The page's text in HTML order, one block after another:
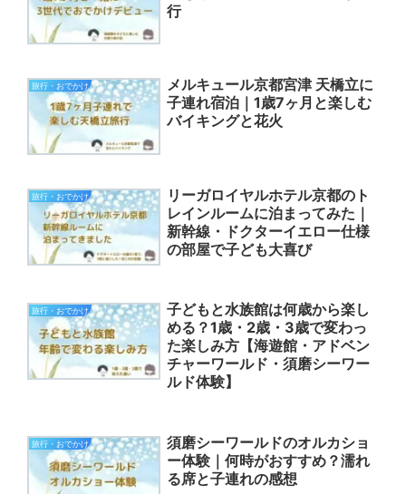
行
旅行・おでかけ
メルキュール京都宮津 天橋立に
子連れ宿泊｜1歳7ヶ月と楽しむ
バイキングと花火
旅行・おでかけ
リーガロイヤルホテル京都のト
レインルームに泊まってみた｜
新幹線・ドクターイエロー仕様
の部屋で子ども大喜び
旅行・おでかけ
子どもと水族館は何歳から楽し
める？1歳・2歳・3歳で変わっ
た楽しみ方【海遊館・アドベン
チャーワールド・須磨シーワー
ルド体験】
旅行・おでかけ
須磨シーワールドのオルカショ
ー体験｜何時がおすすめ？濡れ
る席と子連れの感想